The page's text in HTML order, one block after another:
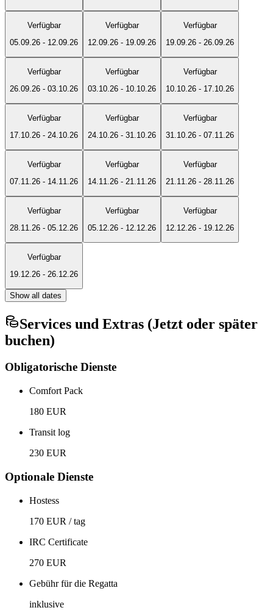
Verfügbar
05.09.26 - 12.09.26
Verfügbar
12.09.26 - 19.09.26
Verfügbar
19.09.26 - 26.09.26
Verfügbar
26.09.26 - 03.10.26
Verfügbar
03.10.26 - 10.10.26
Verfügbar
10.10.26 - 17.10.26
Verfügbar
17.10.26 - 24.10.26
Verfügbar
24.10.26 - 31.10.26
Verfügbar
31.10.26 - 07.11.26
Verfügbar
07.11.26 - 14.11.26
Verfügbar
14.11.26 - 21.11.26
Verfügbar
21.11.26 - 28.11.26
Verfügbar
28.11.26 - 05.12.26
Verfügbar
05.12.26 - 12.12.26
Verfügbar
12.12.26 - 19.12.26
Verfügbar
19.12.26 - 26.12.26
Show all dates
Services und Extras (Jetzt oder später
buchen)
Obligatorische Dienste
Comfort Pack
180 EUR
Transit log
230 EUR
Optionale Dienste
Hostess
170 EUR / tag
IRC Certificate
270 EUR
Gebühr für die Regatta
inklusive